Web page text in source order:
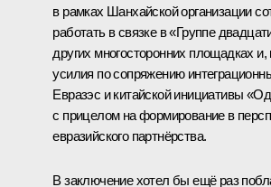
в рамках Шанхайской организации
работать в связке в «Группе
других многосторонних площадках
усилия по сопряжению
Евразэс и китайской инициативы
с прицелом на формирование в
евразийского партнёрства.
В заключение хотел бы ещё раз